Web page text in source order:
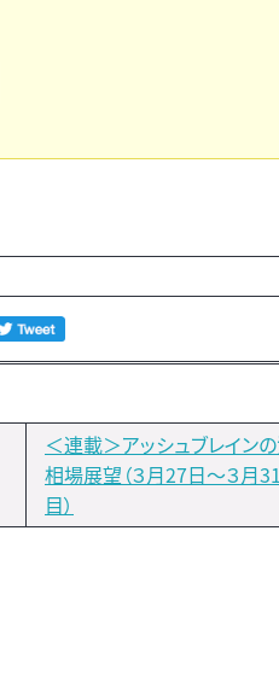
＜連載＞アッシュブレイン
相場展望（３月27日～３月
目）